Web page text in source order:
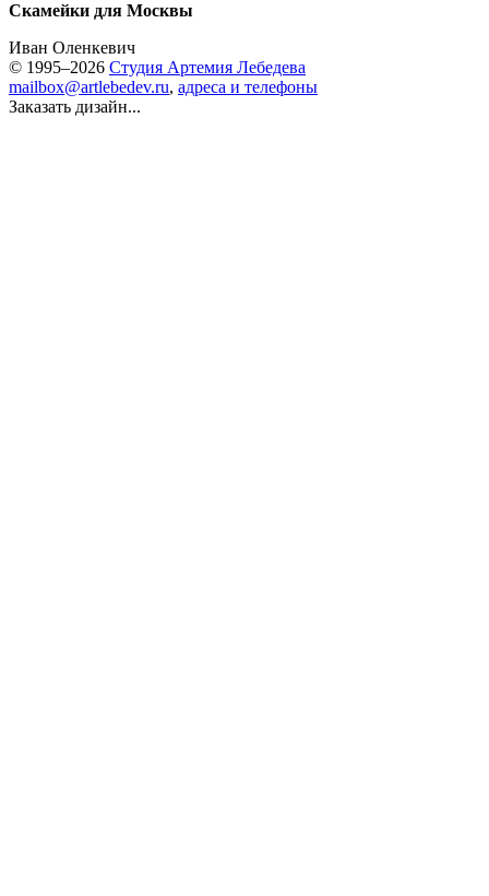
Скамейки для Москвы
Иван Оленкевич
© 1995–2026 Студия Артемия Лебедева
mailbox@artlebedev.ru, адреса и телефоны
Заказать дизайн...